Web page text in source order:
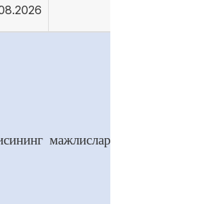
мажлислар залида